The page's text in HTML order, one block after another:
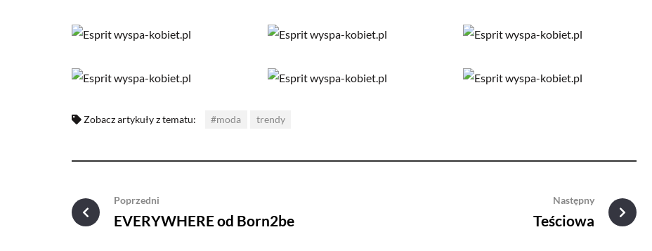
Zobacz artykuły z tematu: #moda trendy
Poprzedni
EVERYWHERE od Born2be
Następny
Teściowa